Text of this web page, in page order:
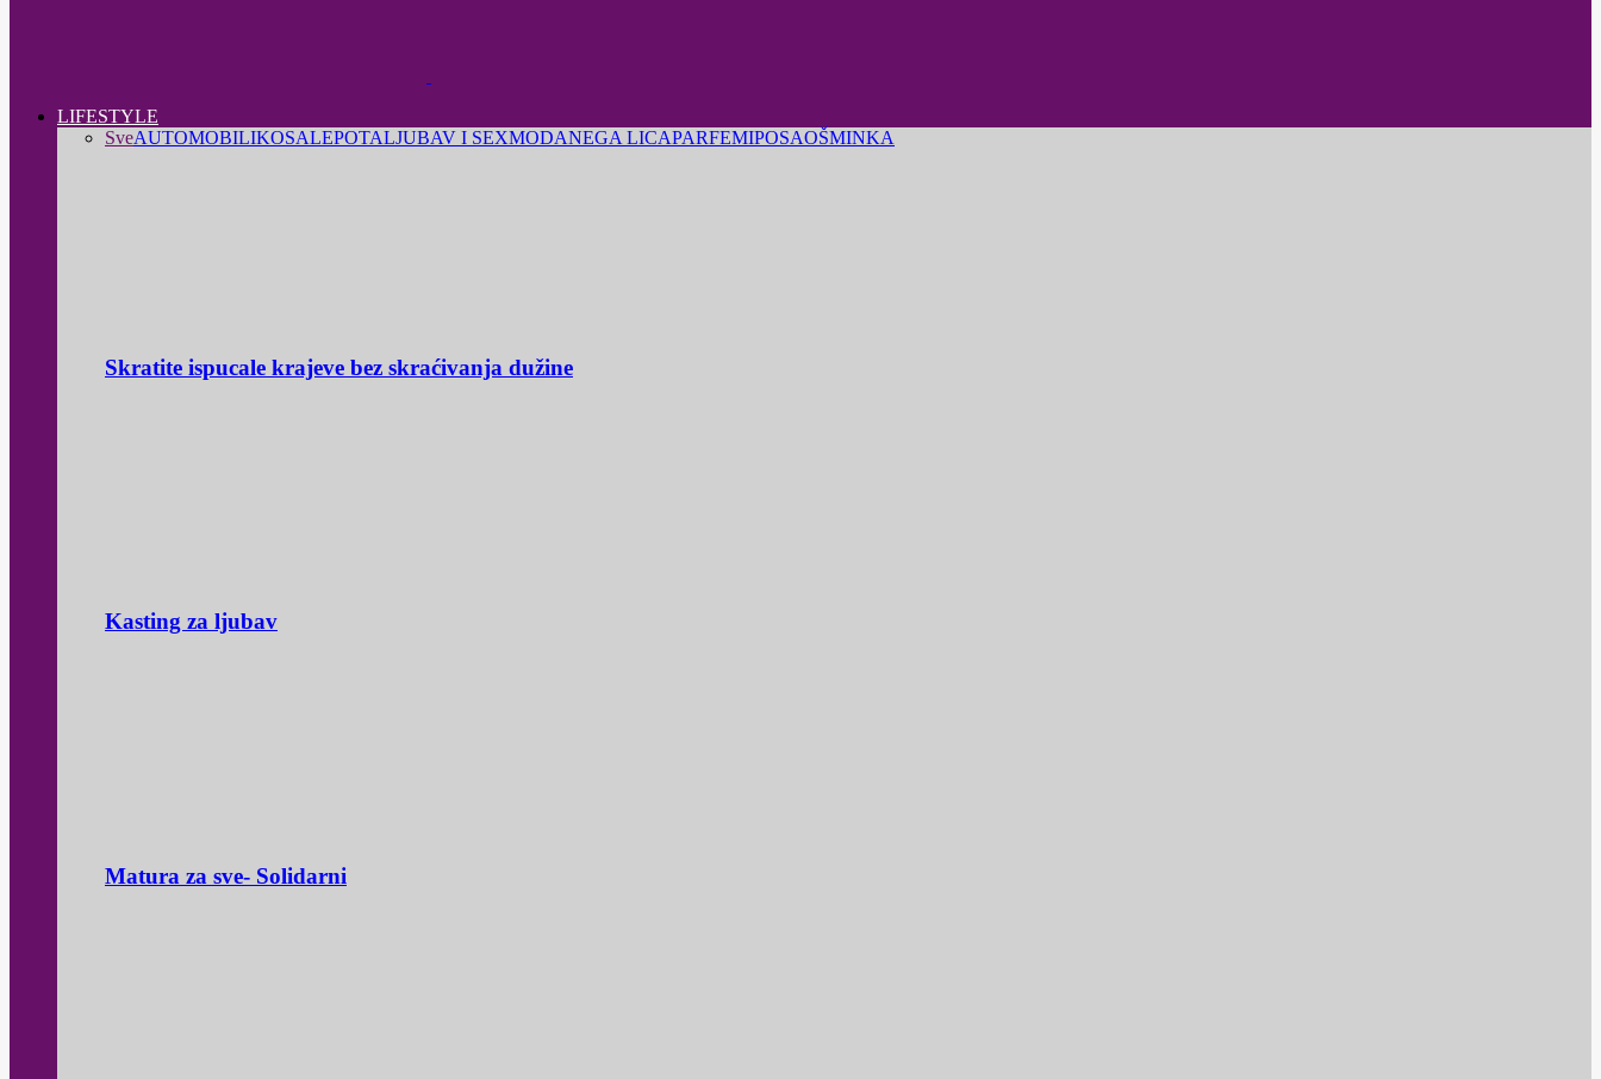
LIFESTYLE
SveAUTOMOBILIKOSALEPOTALJUBAV I SEXMODANEGA LICAPARFEMIPOSAOŠMINKA
Skratite ispucale krajeve bez skraćivanja dužine
Kasting za ljubav
Matura za sve- Solidarni